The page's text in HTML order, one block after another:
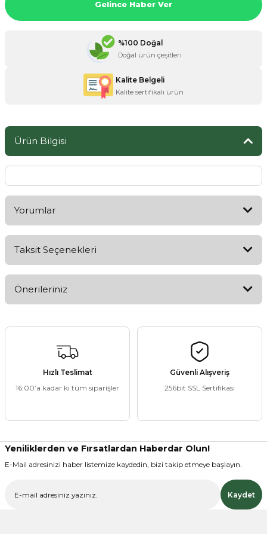
Gelince Haber Ver
%100 Doğal
Doğal ürün çeşitleri
Kalite Belgeli
Kalite sertifikalı ürün
Ürün Bilgisi
Yorumlar
Yorum Yaz
Taksit Seçenekleri
Önerileriniz
Bu ürünün fiyat bilgisi, resim, ürün açıklamalarında ve diğer
konularda yetersiz gördüğünüz noktaları öneri formunu
kullanarak tarafımıza iletebilirsiniz.
Ürün resmi kalitesiz, bozuk veya görüntülenemiyor.
Ürün fiyatı diğer sitelerden daha pahalı.
Bu ürüne benzer farklı alternatifler olmalı.
Hızlı Teslimat
16:00’a kadar ki tüm siparişler
Güvenli Alışveriş
256bit SSL Sertifikası
Yeniliklerden ve Fırsatlardan Haberdar Olun!
E-Mail adresinizi haber listemize kaydedin, bizi takip etmeye başlayın.
Kaydet